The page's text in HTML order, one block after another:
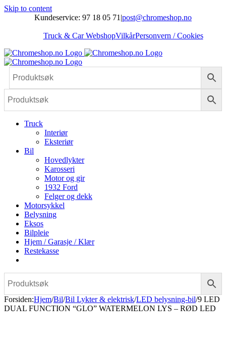
Skip to content
Kundeservice: 97 18 05 71 |post@chromeshop.no
Truck & Car WebshopVilkårPersonvern / Cookies
Truck
Interiør
Eksteriør
Bil
Hovedlykter
Karosseri
Motor og gir
1932 Ford
Felger og dekk
Motorsykkel
Belysning
Eksos
Bilpleie
Hjem / Garasje / Klær
Restekasse
Forsiden:Hjem/Bil/Bil Lykter & elektrisk/LED belysning-bil/9 LED
DUAL FUNCTION “GLO” WATERMELON LYS – RØD LED